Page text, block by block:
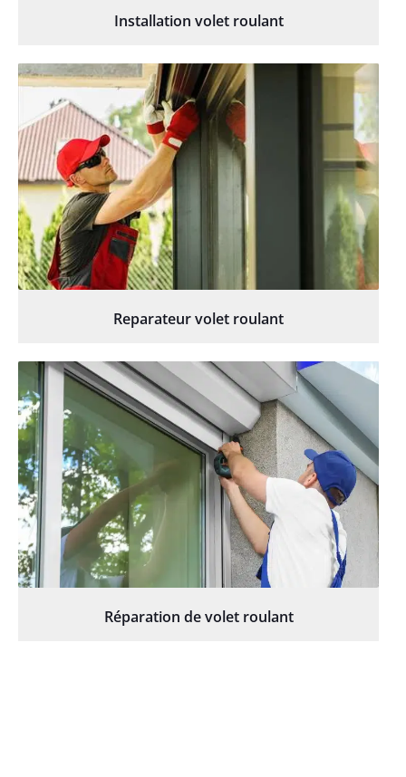
Installation volet roulant
Reparateur volet roulant
Réparation de volet roulant